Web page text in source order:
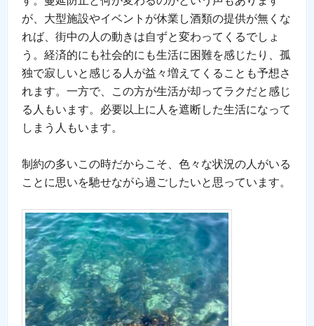
が、大型施設やイベントが休業し酒類の提供が無くな
れば、街中の人の動きは自ずと変わってくるでしょ
う。経済的にも社会的にも生活に困難を感じたり、孤
独で寂しいと感じる人が益々増えてくることも予想さ
れます。一方で、この方が生活が却ってラクだと感じ
る人もいます。必要以上に人を遮断した生活になって
しまう人もいます。
制約の多いこの時だからこそ、色々な状況の人がいる
ことに思いを馳せながら過ごしたいと思っています。